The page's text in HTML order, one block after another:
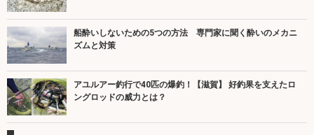
船酔いしないための5つの方法 専門家に聞く酔いのメカニ
ズムと対策
アユルアー釣行で40匹の爆釣！【滋賀】 好釣果を支えたロ
ングロッドの威力とは？